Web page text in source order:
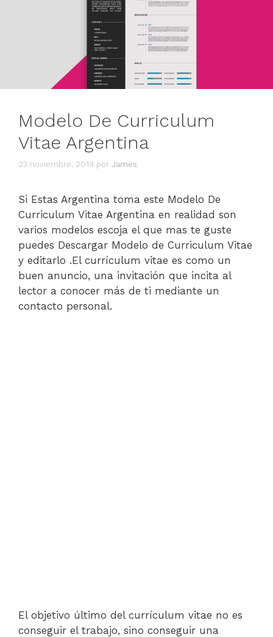
Modelo De Curriculum
Vitae Argentina
23 noviembre, 2019 por James
Si Estas Argentina toma este Modelo De
Curriculum Vitae Argentina en realidad son
varios modelos escoja el que mas te guste
puedes Descargar Modelo de Curriculum Vitae
y editarlo .El currículum vitae es como un
buen anuncio, una invitación que incita al
lector a conocer más de ti mediante un
contacto personal.
El objetivo último del currículum vitae no es
conseguir el trabajo, sino conseguir una